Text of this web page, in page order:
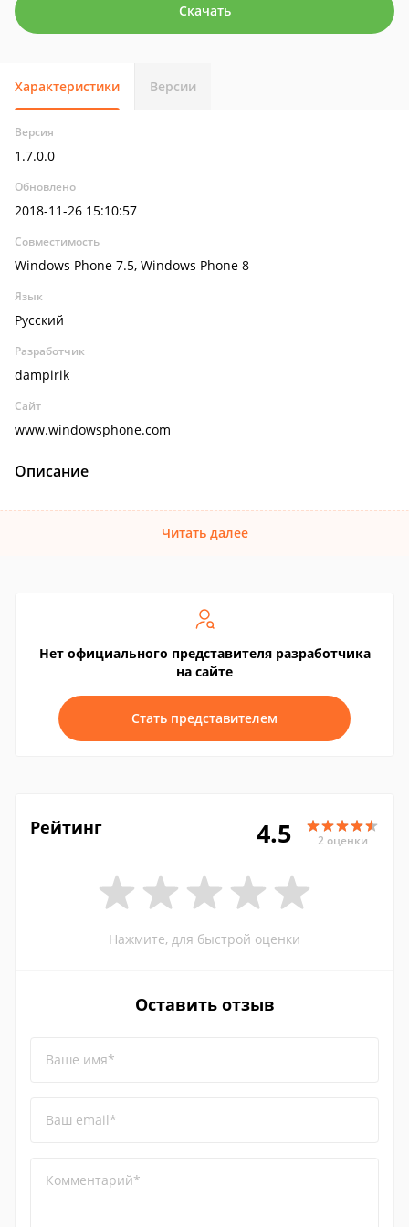
Скачать
Характеристики Версии
Версия
1.7.0.0
Обновлено
2018-11-26 15:10:57
Совместимость
Windows Phone 7.5, Windows Phone 8
Язык
Русский
Разработчик
dampirik
Сайт
www.windowsphone.com
Описание
Читать далее
Нет официального представителя разработчика
на сайте
Стать представителем
Рейтинг 4.5 2 оценки
Нажмите, для быстрой оценки
Оставить отзыв
Ваше имя*
Ваш email*
Комментарий*